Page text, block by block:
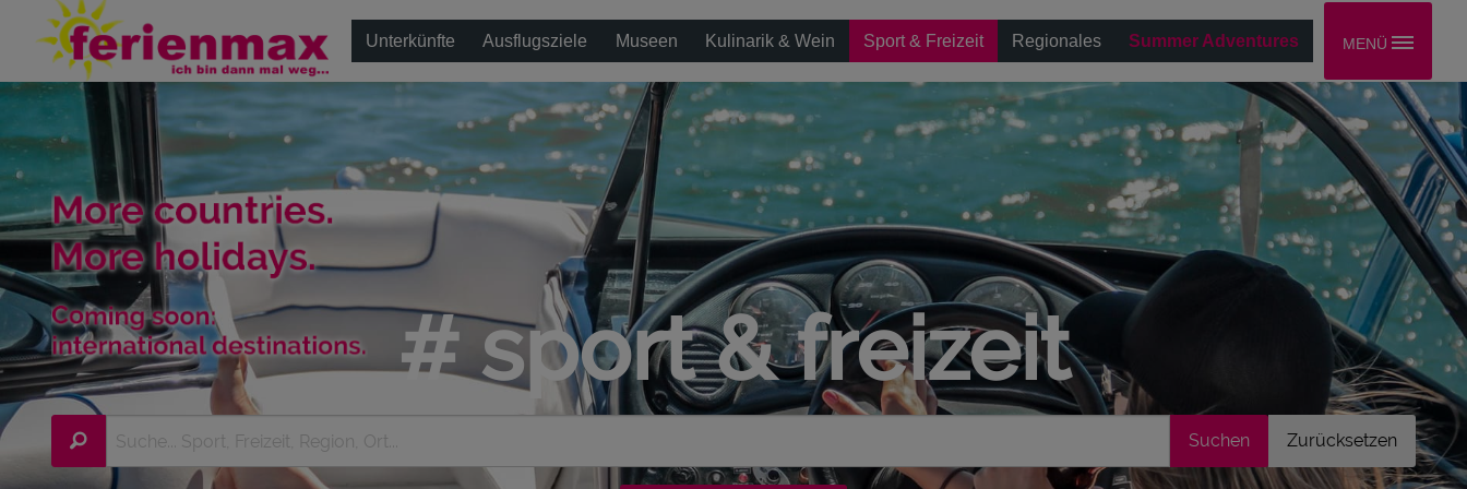
Unterkünfte Ausflugsziele Museen Kulinarik & Wein Sport & Freizeit Regionales Summer Adventures MENÜ
# sport & freizeit